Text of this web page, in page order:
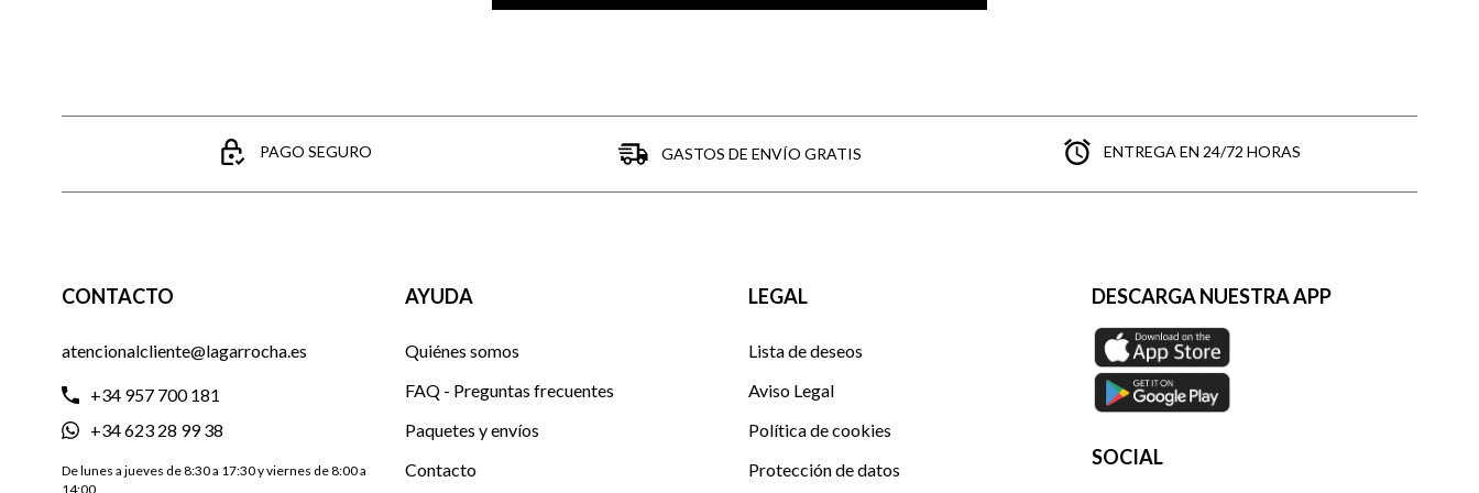
PAGO SEGURO GASTOS DE ENVÍO GRATIS ENTREGA EN 24/72 HORAS
CONTACTO
atencionalcliente@lagarrocha.es
+34 957 700 181
+34 623 28 99 38
De lunes a jueves de 8:30 a 17:30 y viernes de 8:00 a
14:00
AYUDA
Quiénes somos
FAQ - Preguntas frecuentes
Paquetes y envíos
Contacto
LEGAL
Lista de deseos
Aviso Legal
Política de cookies
Protección de datos
DESCARGA NUESTRA APP
SOCIAL